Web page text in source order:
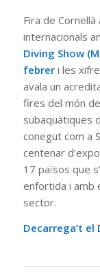
Fira de
internacionals
Diving Show
febreri les
avala un
fires del món
subaquàtiques
conegut com a
centenar
17 països que
enfortida i amb
sector.
Decarrega’t el